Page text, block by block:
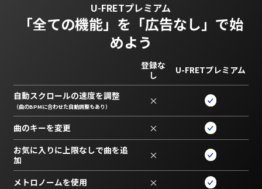
U-FRETプレミアム
「全ての機能」を 「広告なし」で始
めよう
登録な
し
U-FRETプレミアム
自動スクロールの速度を調整
（曲のBPMに合わせた自動調整もあり） ×
曲のキーを変更 ×
お気に入りに上限なしで曲を追
加
×
メトロノームを使用 ×